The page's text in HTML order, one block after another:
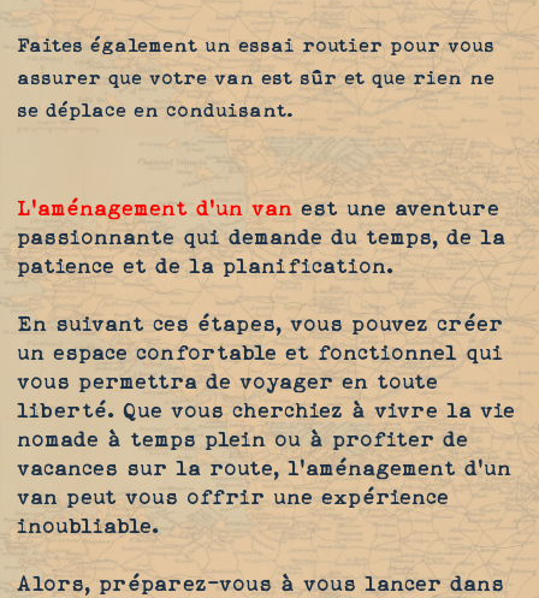
Faites également un essai routier pour vous
assurer que votre van est sûr et que rien ne
se déplace en conduisant.
L'aménagement d'un vanest une aventure
passionnante qui demande du temps, de la
patience et de la planification.
En suivant ces étapes, vous pouvez créer
un espace confortable et fonctionnel qui
vous permettra de voyager en toute
liberté. Que vous cherchiez à vivre la vie
nomade à temps plein ou à profiter de
vacances sur la route, l'aménagement d'un
van peut vous offrir une expérience
inoubliable.
Alors, préparez-vous à vous lancer dans